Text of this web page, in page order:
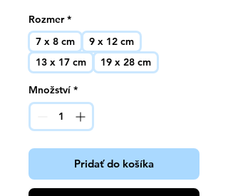
Rozmer *
7 x 8 cm
9 x 12 cm
13 x 17 cm
19 x 28 cm
Množství *
Pridať do košíka